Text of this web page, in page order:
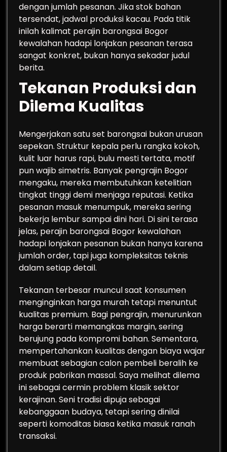
dengan jumlah pesanan. Jika stok bahan
tersendat, jadwal produksi kacau. Pada titik
inilah kalimat perajin barongsai Bogor
kewalahan hadapi lonjakan pesanan terasa
sangat konkret, bukan hanya sekadar judul
berita.
Tekanan Produksi dan
Dilema Kualitas
Mengerjakan satu set barongsai bukan urusan
sepekan. Struktur kepala perlu rangka kokoh,
kulit luar harus rapi, bulu mesti tertata, motif
pun wajib simetris. Banyak pengrajin Bogor
mengaku, mereka membutuhkan ketelitian
tingkat tinggi demi menjaga reputasi. Ketika
pesanan masuk menumpuk, mereka sering
bekerja lembur sampai dini hari. Di sini terasa
jelas, perajin barongsai Bogor kewalahan
hadapi lonjakan pesanan bukan hanya karena
jumlah order, tapi juga kompleksitas teknis
dalam setiap detail.
Tekanan terbesar muncul saat konsumen
menginginkan harga murah tetapi menuntut
kualitas premium. Bagi pengrajin, menurunkan
harga berarti memangkas margin, sering
berujung pada kompromi bahan. Sementara,
mempertahankan kualitas dengan biaya wajar
membuat sebagian calon pembeli beralih ke
produk pabrikan massal. Saya melihat dilema
ini sebagai cermin problem klasik sektor
kerajinan. Seni tradisi dipuja sebagai
kebanggaan budaya, tetapi sering dinilai
seperti komoditas biasa ketika masuk ranah
transaksi.